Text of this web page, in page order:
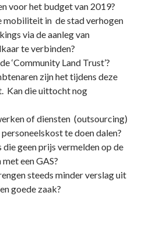
voor het budget van 2019?
mobiliteit in de stad verhogen
via de aanleg van
te verbinden?
‘Community Land Trust’?
zijn het tijdens deze
Kan die uittocht nog
of diensten (outsourcing)
te doen dalen?
die geen prijs vermelden op de
een GAS?
steeds minder verslag uit
goede zaak?